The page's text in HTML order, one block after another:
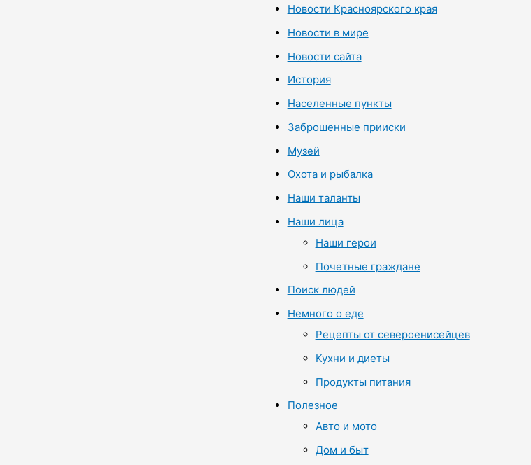
Новости Красноярского края
Новости в мире
Новости сайта
История
Населенные пункты
Заброшенные прииски
Музей
Охота и рыбалка
Наши таланты
Наши лица
Наши герои
Почетные граждане
Поиск людей
Немного о еде
Рецепты от североенисейцев
Кухни и диеты
Продукты питания
Полезное
Авто и мото
Дом и быт